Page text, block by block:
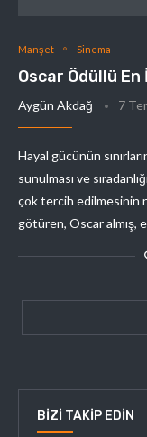
Manşet Sinema
Oscar Ödüllü
Aygün Akdağ 7
Hayal gücünün
sunulması ve
çok tercih edilmesinin
götüren, Oscar
BIZI TAKIP EDIN